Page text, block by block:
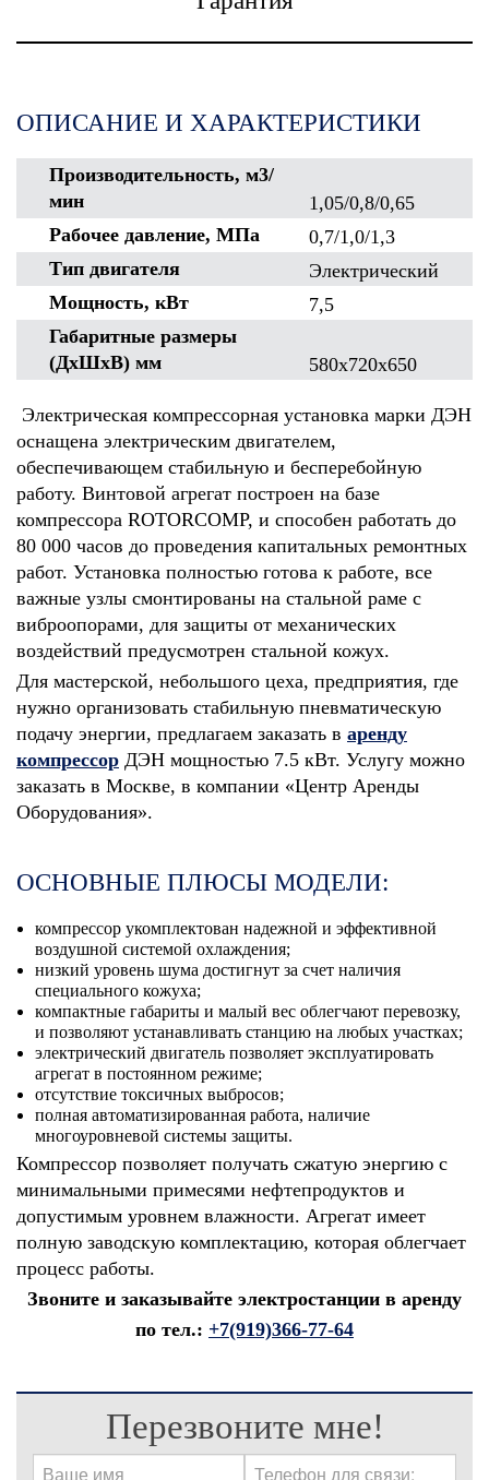
ОПИСАНИЕ И ХАРАКТЕРИСТИКИ
Производительность, м3/
мин
1,05/0,8/0,65
Рабочее давление, МПа
0,7/1,0/1,3
Тип двигателя
Электрический
Мощность, кВт
7,5
Габаритные размеры
(ДхШхВ) мм
580х720х650
Электрическая компрессорная установка марки ДЭН
оснащена электрическим двигателем,
обеспечивающем стабильную и бесперебойную
работу. Винтовой агрегат построен на базе
компрессора ROTORCOMP, и способен работать до
80 000 часов до проведения капитальных ремонтных
работ. Установка полностью готова к работе, все
важные узлы смонтированы на стальной раме с
виброопорами, для защиты от механических
воздействий предусмотрен стальной кожух.
Для мастерской, небольшого цеха, предприятия, где
нужно организовать стабильную пневматическую
подачу энергии, предлагаем заказать в аренду
компрессор ДЭН мощностью 7.5 кВт. Услугу можно
заказать в Москве, в компании «Центр Аренды
Оборудования».
ОСНОВНЫЕ ПЛЮСЫ МОДЕЛИ:
компрессор укомплектован надежной и эффективной
воздушной системой охлаждения;
низкий уровень шума достигнут за счет наличия
специального кожуха;
компактные габариты и малый вес облегчают перевозку,
и позволяют устанавливать станцию на любых участках;
электрический двигатель позволяет эксплуатировать
агрегат в постоянном режиме;
отсутствие токсичных выбросов;
полная автоматизированная работа, наличие
многоуровневой системы защиты.
Компрессор позволяет получать сжатую энергию с
минимальными примесями нефтепродуктов и
допустимым уровнем влажности. Агрегат имеет
полную заводскую комплектацию, которая облегчает
процесс работы.
Звоните и заказывайте электростанции в аренду
по тел.: +7(919)366-77-64
Перезвоните мне!